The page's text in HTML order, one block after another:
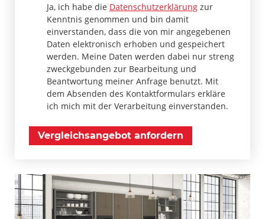
Ja, ich habe die Datenschutzerklärung zur
Kenntnis genommen und bin damit
einverstanden, dass die von mir angegebenen
Daten elektronisch erhoben und gespeichert
werden. Meine Daten werden dabei nur streng
zweckgebunden zur Bearbeitung und
Beantwortung meiner Anfrage benutzt. Mit
dem Absenden des Kontaktformulars erkläre
ich mich mit der Verarbeitung einverstanden.